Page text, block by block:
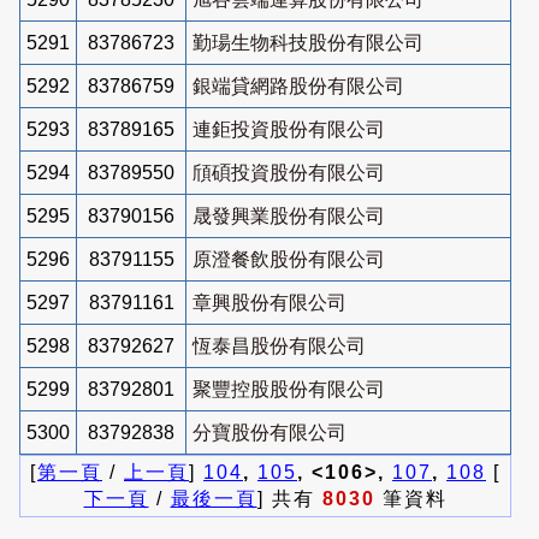
5291 83786723 勤瑒生物科技股份有限公司
5292 83786759 銀端貸網路股份有限公司
5293 83789165 連鉅投資股份有限公司
5294 83789550 頎碩投資股份有限公司
5295 83790156 晟發興業股份有限公司
5296 83791155 原澄餐飲股份有限公司
5297 83791161 章興股份有限公司
5298 83792627 恆泰昌股份有限公司
5299 83792801 聚豐控股股份有限公司
5300 83792838
分寶股份有限公司
[第一頁 / 上一頁] 104, 105, <106>, 107, 108 [
下一頁 / 最後一頁] 共有 8030 筆資料